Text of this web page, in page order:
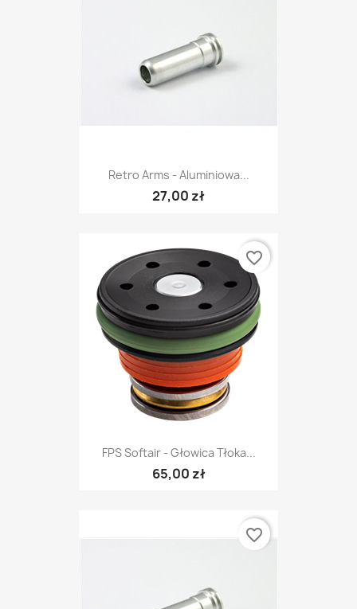
Retro Arms - Aluminiowa...
27,00 zł
FPS Softair - Głowica Tłoka...
65,00 zł
favorite_border
favorite_border